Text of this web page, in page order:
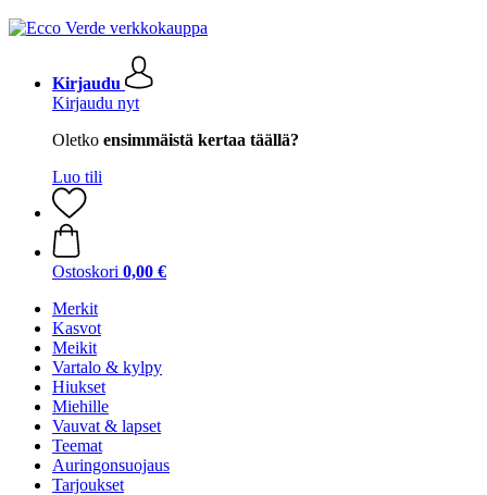
Kirjaudu
Kirjaudu nyt
Oletko ensimmäistä kertaa täällä?
Luo tili
Ostoskori 0,00 €
Merkit
Kasvot
Meikit
Vartalo & kylpy
Hiukset
Miehille
Vauvat & lapset
Teemat
Auringonsuojaus
Tarjoukset